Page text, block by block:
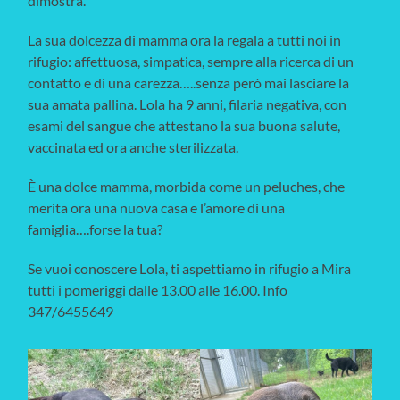
La sua dolcezza di mamma ora la regala a tutti noi in
rifugio: affettuosa, simpatica, sempre alla ricerca di un
contatto e di una carezza…..senza però mai lasciare la
sua amata pallina. Lola ha 9 anni, filaria negativa, con
esami del sangue che attestano la sua buona salute,
vaccinata ed ora anche sterilizzata.
È una dolce mamma, morbida come un peluches, che
merita ora una nuova casa e l’amore di una
famiglia….forse la tua?
Se vuoi conoscere Lola, ti aspettiamo in rifugio a Mira
tutti i pomeriggi dalle 13.00 alle 16.00. Info
347/6455649